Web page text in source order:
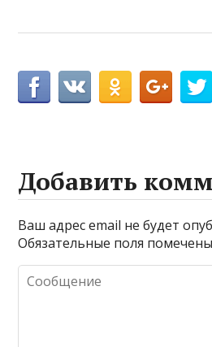
Добавить
Ваш адрес email не будет
Обязательные поля